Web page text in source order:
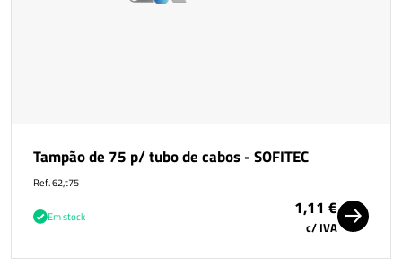
Tampão de 75 p/ tubo de cabos - SOFITEC
Ref. 62,t75
Em stock 1,11 €
c/ IVA